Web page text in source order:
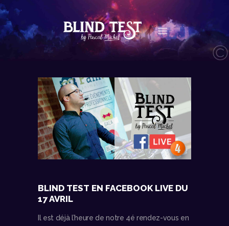
AGENDA
LES NEWS
LES VIDÉOS
CONTACT
BOUTIQUE
BLIND TEST EN FACEBOOK LIVE DU
17 AVRIL
Il est déjà l’heure de notre 4é rendez-vous en